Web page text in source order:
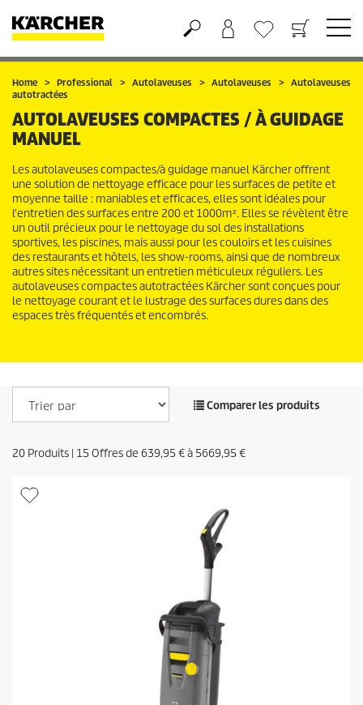
Panier
Mes Favoris
Home Professional Autolaveuses Autolaveuses
Autolaveuses
autotractées
AUTOLAVEUSES COMPACTES / À GUIDAGE
MANUEL
Les autolaveuses compactes/à guidage manuel Kärcher offrent
une solution de nettoyage efficace pour les surfaces de petite et
moyenne taille : maniables et efficaces, elles sont idéales pour
l'entretien des surfaces entre 200 et 1000m². Elles se révèlent être
un outil précieux pour le nettoyage du sol des installations
sportives, les piscines, mais aussi pour les couloirs et les cuisines
des restaurants et hôtels, les show-rooms, ainsi que de nombreux
autres sites nécessitant un entretien méticuleux réguliers. Les
autolaveuses compactes autotractées Kärcher sont conçues pour
le nettoyage courant et le lustrage des surfaces dures dans des
espaces très fréquentés et encombrés.
Comparer les produits
20 Produits | 15Offres de 639,95 €à 5669,95 €